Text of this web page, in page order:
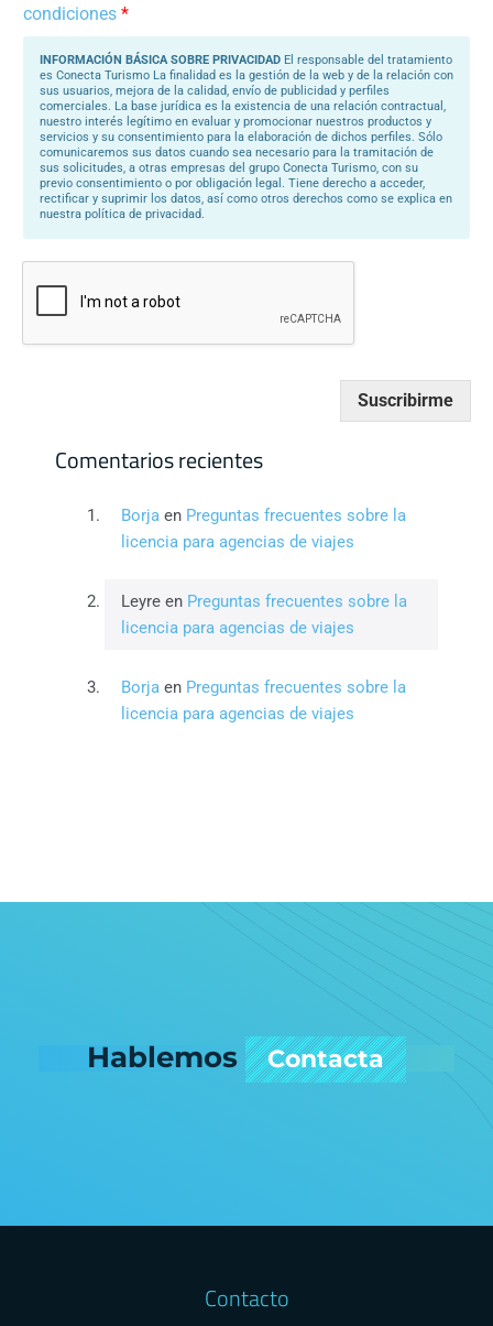
o
m
condiciones *
INFORMACIÓN BÁSICA SOBRE PRIVACIDAD El responsable del tratamiento
es Conecta Turismo La finalidad es la gestión de la web y de la relación con
sus usuarios, mejora de la calidad, envío de publicidad y perfiles
comerciales. La base jurídica es la existencia de una relación contractual,
nuestro interés legítimo en evaluar y promocionar nuestros productos y
servicios y su consentimiento para la elaboración de dichos perfiles. Sólo
comunicaremos sus datos cuando sea necesario para la tramitación de
sus solicitudes, a otras empresas del grupo Conecta Turismo, con su
previo consentimiento o por obligación legal. Tiene derecho a acceder,
rectificar y suprimir los datos, así como otros derechos como se explica en
nuestra política de privacidad.
Suscribirme
Comentarios recientes
Borja en Preguntas frecuentes sobre la
licencia para agencias de viajes
Leyre en Preguntas frecuentes sobre la
licencia para agencias de viajes
Borja en Preguntas frecuentes sobre la
licencia para agencias de viajes
Hablemos Contacta
Contacto